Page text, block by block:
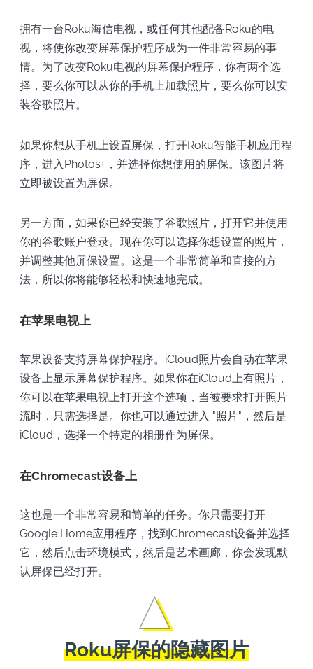
拥有一台Roku海信电视，或任何其他配备Roku的电
视，将使你改变屏幕保护程序成为一件非常容易的事
情。为了改变Roku电视的屏幕保护程序，你有两个选
择，要么你可以从你的手机上加载照片，要么你可以安
装谷歌照片。
如果你想从手机上设置屏保，打开Roku智能手机应用程
序，进入Photos+，并选择你想使用的屏保。该图片将
立即被设置为屏保。
另一方面，如果你已经安装了谷歌照片，打开它并使用
你的谷歌账户登录。现在你可以选择你想设置的照片，
并调整其他屏保设置。这是一个非常简单和直接的方
法，所以你将能够轻松和快速地完成。
在苹果电视上
苹果设备支持屏幕保护程序。iCloud照片会自动在苹果
设备上显示屏幕保护程序。如果你在iCloud上有照片，
你可以在苹果电视上打开这个选项，当被要求打开照片
流时，只需选择是。你也可以通过进入 "照片"，然后是
iCloud，选择一个特定的相册作为屏保。
在Chromecast设备上
这也是一个非常容易和简单的任务。你只需要打开
Google Home应用程序，找到Chromecast设备并选择
它，然后点击环境模式，然后是艺术画廊，你会发现默
认屏保已经打开。
Roku屏保的隐藏图片